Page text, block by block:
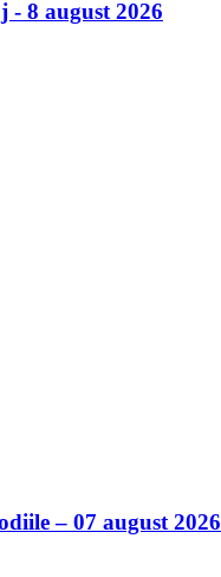
- 8 august 2026
– 07 august 2026